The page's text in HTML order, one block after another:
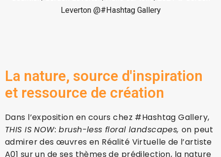
Leverton @#Hashtag Gallery
La nature, source d'inspiration
et ressource de création
Dans l’exposition en cours chez #Hashtag Gallery,
THIS IS NOW: brush-less floral landscapes,on peut
admirer des œuvres en Réalité Virtuelle de l’artiste
A01 sur un de ses thèmes de prédilection, la nature